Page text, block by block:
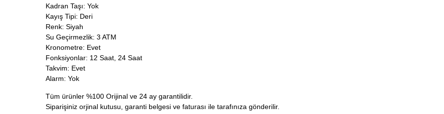
Kadran Taşı: Yok
Kayış Tipi: Deri
Renk: Siyah
Su Geçirmezlik: 3 ATM
Kronometre: Evet
Fonksiyonlar: 12 Saat, 24 Saat
Takvim: Evet
Alarm: Yok
Tüm ürünler %100 Orijinal ve 24 ay garantilidir.
Siparişiniz orjinal kutusu, garanti belgesi ve faturası ile tarafınıza gönderilir.